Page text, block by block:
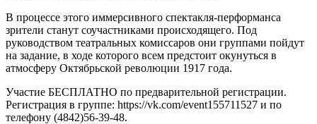
В процессе этого иммерсивного спектакля-перформанса
зрители станут соучастниками происходящего. Под
руководством театральных комиссаров они группами пойдут
на задание, в ходе которого всем предстоит окунуться в
атмосферу Октябрьской революции 1917 года.
Участие БЕСПЛАТНО по предварительной регистрации.
Регистрация в группе: https://vk.com/event155711527 и по
телефону (4842)56-39-48.